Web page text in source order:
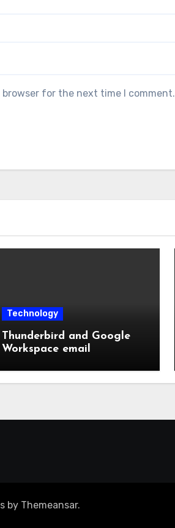
for the next time I comment.
Technology
Thunderbird and Google
Workspace email
by Themeansar.